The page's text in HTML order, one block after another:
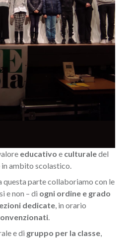
educativo e culturaledel
ambito scolastico.
questa parte collaboriamo con le
e non – di ogni ordine e grado
dedicate, in orario
.
e di gruppo per la classe,